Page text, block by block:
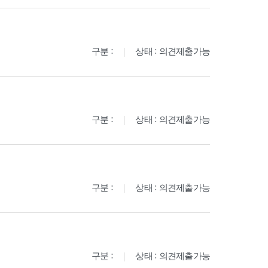
구분 : 상태 : 의견제출가능
구분 : 상태 : 의견제출가능
구분 : 상태 : 의견제출가능
구분 : 상태 : 의견제출가능